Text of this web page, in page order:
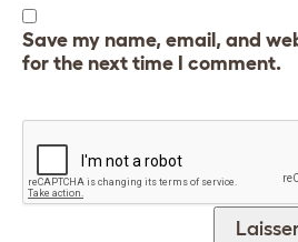
Save my name, email, and
for the next time I comment.